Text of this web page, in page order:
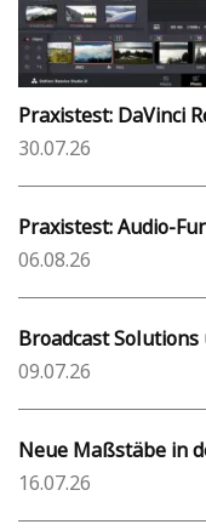
Praxistest: DaVinci
30.07.26
Praxistest: Audio-
06.08.26
Broadcast
09.07.26
Neue Maßstäbe in
16.07.26